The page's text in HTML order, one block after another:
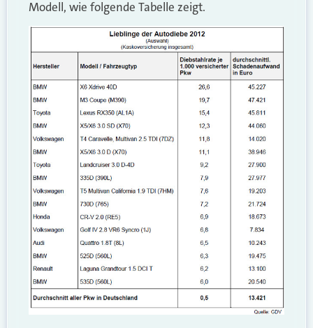
Modell, wie folgende Tabelle zeigt.